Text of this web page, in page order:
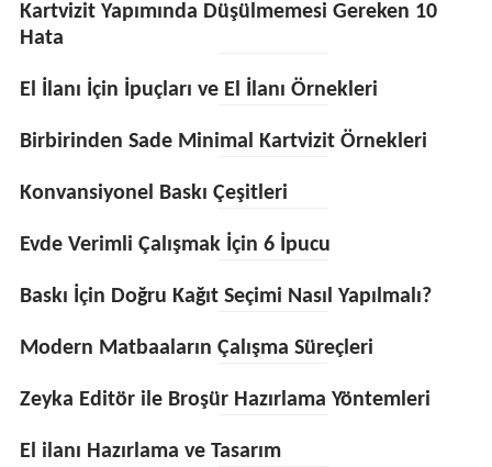
Kartvizit Yapımında Düşülmemesi Gereken 10
Hata
El İlanı İçin İpuçları ve El İlanı Örnekleri
Birbirinden Sade Minimal Kartvizit Örnekleri
Konvansiyonel Baskı Çeşitleri
Evde Verimli Çalışmak İçin 6 İpucu
Baskı İçin Doğru Kağıt Seçimi Nasıl Yapılmalı?
Modern Matbaaların Çalışma Süreçleri
Zeyka Editör ile Broşür Hazırlama Yöntemleri
El ilanı Hazırlama ve Tasarım